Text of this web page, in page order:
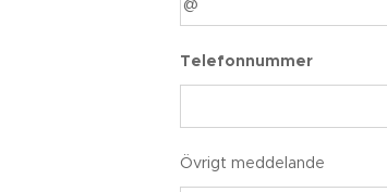
Telefonnummer
Övrigt meddelande